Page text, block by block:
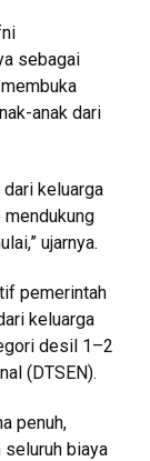
sebagai
anak dari
keluarga
ujarnya.
pemerintah
keluarga
desil 1–2
(DTSEN).
penuh,
seluruh biaya